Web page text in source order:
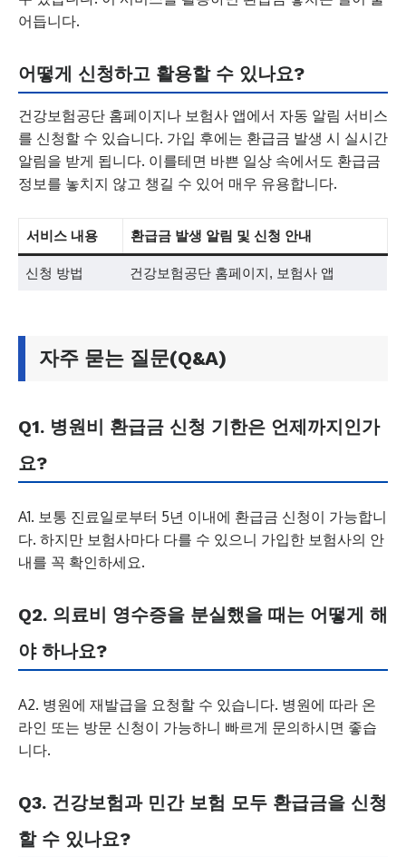
어듭니다.
어떻게 신청하고 활용할 수 있나요?
건강보험공단 홈페이지나 보험사 앱에서 자동 알림 서비스
를 신청할 수 있습니다. 가입 후에는 환급금 발생 시 실시간
알림을 받게 됩니다. 이를테면 바쁜 일상 속에서도 환급금
정보를 놓치지 않고 챙길 수 있어 매우 유용합니다.
서비스 내용 환급금 발생 알림 및 신청 안내
신청 방법 건강보험공단 홈페이지, 보험사 앱
자주 묻는 질문(Q&A)
Q1. 병원비 환급금 신청 기한은 언제까지인가
요?
A1. 보통 진료일로부터 5년 이내에 환급금 신청이 가능합니
다. 하지만 보험사마다 다를 수 있으니 가입한 보험사의 안
내를 꼭 확인하세요.
Q2. 의료비 영수증을 분실했을 때는 어떻게 해
야 하나요?
A2. 병원에 재발급을 요청할 수 있습니다. 병원에 따라 온
라인 또는 방문 신청이 가능하니 빠르게 문의하시면 좋습
니다.
Q3. 건강보험과 민간 보험 모두 환급금을 신청
할 수 있나요?